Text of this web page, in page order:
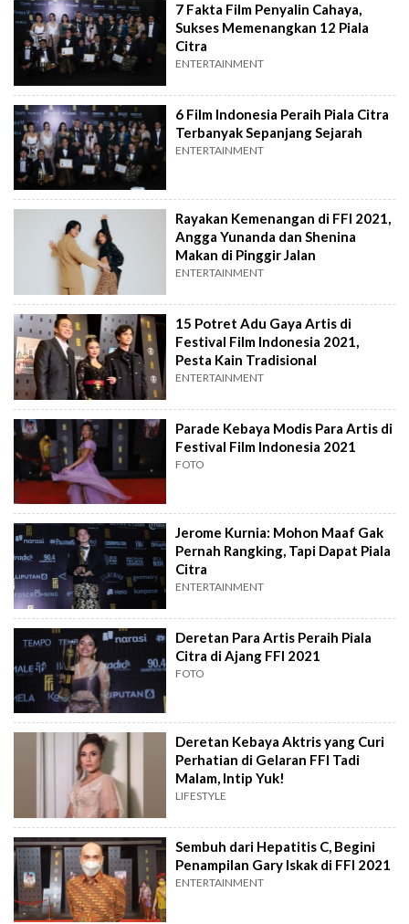
7 Fakta Film Penyalin Cahaya,
Sukses Memenangkan 12 Piala
Citra
ENTERTAINMENT
6 Film Indonesia Peraih Piala Citra
Terbanyak Sepanjang Sejarah
ENTERTAINMENT
Rayakan Kemenangan di FFI 2021,
Angga Yunanda dan Shenina
Makan di Pinggir Jalan
ENTERTAINMENT
15 Potret Adu Gaya Artis di
Festival Film Indonesia 2021,
Pesta Kain Tradisional
ENTERTAINMENT
Parade Kebaya Modis Para Artis di
Festival Film Indonesia 2021
FOTO
Jerome Kurnia: Mohon Maaf Gak
Pernah Rangking, Tapi Dapat Piala
Citra
ENTERTAINMENT
Deretan Para Artis Peraih Piala
Citra di Ajang FFI 2021
FOTO
Deretan Kebaya Aktris yang Curi
Perhatian di Gelaran FFI Tadi
Malam, Intip Yuk!
LIFESTYLE
Sembuh dari Hepatitis C, Begini
Penampilan Gary Iskak di FFI 2021
ENTERTAINMENT